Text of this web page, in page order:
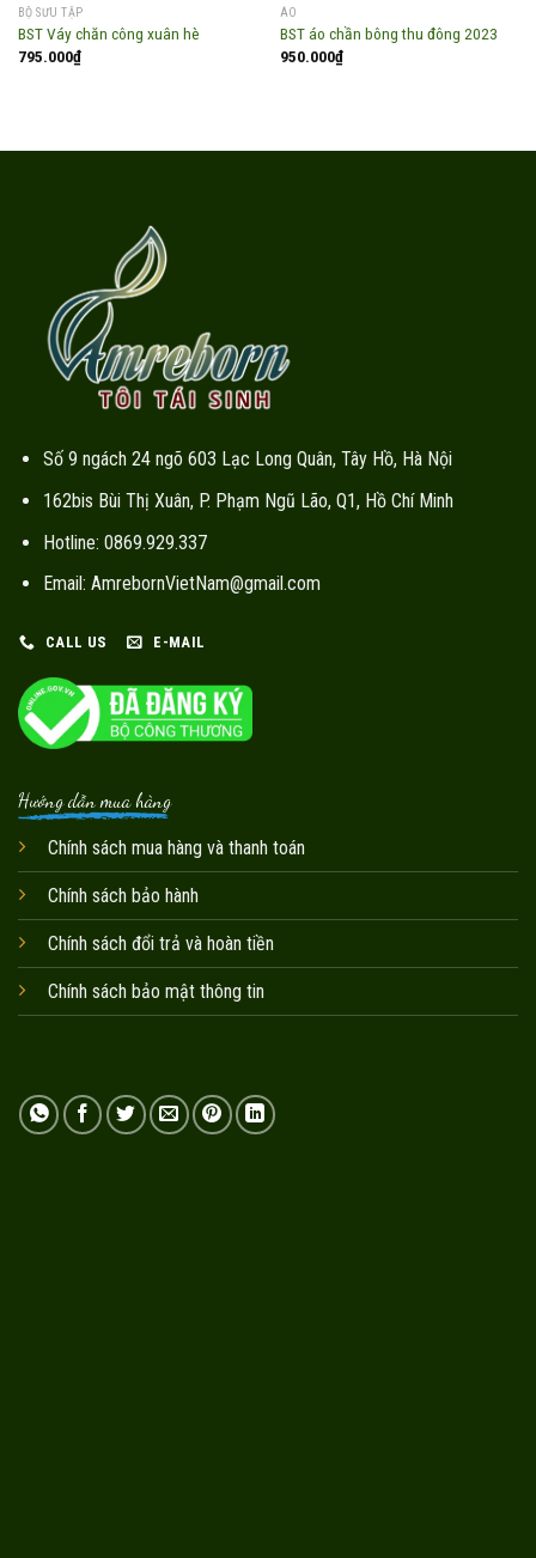
BỘ SƯU TẬP
BST Váy chăn công xuân hè
795.000₫
ÁO
BST áo chần bông thu đông 2023
950.000₫
Số 9 ngách 24 ngõ 603 Lạc Long Quân, Tây Hồ, Hà Nội
162bis Bùi Thị Xuân, P. Phạm Ngũ Lão, Q1, Hồ Chí Minh
Hotline: 0869.929.337
Email: AmrebornVietNam@gmail.com
CALL US E-MAIL
Hướng dẫn mua hàng
Chính sách mua hàng và thanh toán
Chính sách bảo hành
Chính sách đổi trả và hoàn tiền
Chính sách bảo mật thông tin